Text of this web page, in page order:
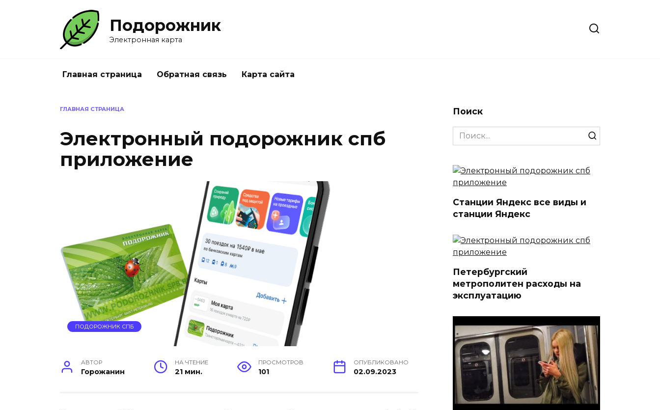
Подорожник
Электронная карта
Главная страница Обратная связь Карта сайта
ГЛАВНАЯ СТРАНИЦА
Электронный подорожник спб
приложение
ПОДОРОЖНИК СПБ
АВТОР
Горожанин
НА ЧТЕНИЕ
21 мин.
ПРОСМОТРОВ
101
ОПУБЛИКОВАНО
02.09.2023
Поиск
Search
for:
Станции Яндекс все виды и
станции Яндекс
Петербургский
метрополитен расходы на
эксплуатацию